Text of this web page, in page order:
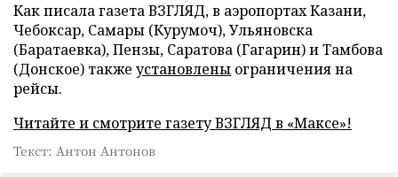
Как писала газета ВЗГЛЯД, в аэропортах Казани,
Чебоксар, Самары (Курумоч), Ульяновска
(Баратаевка), Пензы, Саратова (Гагарин) и Тамбова
(Донское) также установлены ограничения на
рейсы.
Читайте и смотрите газету ВЗГЛЯД в «Максе»!
Текст: Антон Антонов